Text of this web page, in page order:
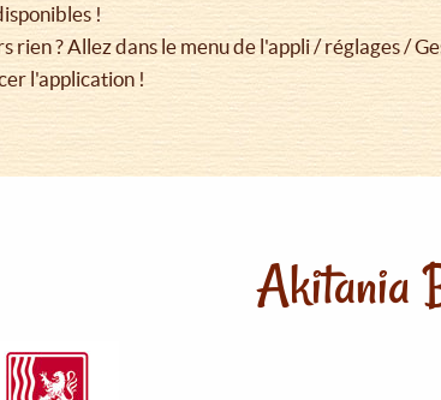
!
rien ? Allez dans le menu de l'appli / réglages /
l'application !
Akitania